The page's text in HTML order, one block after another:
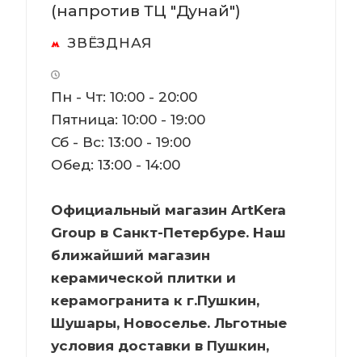
(напротив ТЦ "Дунай")
ЗВЁЗДНАЯ
Пн - Чт: 10:00 - 20:00
Пятница: 10:00 - 19:00
Сб - Вс: 13:00 - 19:00
Обед: 13:00 - 14:00
Официальный магазин ArtKera
Group в Санкт-Петербуре. Наш
ближайший магазин
керамической плитки и
керамогранита к г.Пушкин,
Шушары, Новоселье. Льготные
условия доставки в Пушкин,